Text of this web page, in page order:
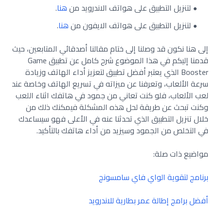
لتنزيل التطبيق على هواتف الاندرويد منهنا.
لتنزيل التطبيق على هواتف الايفون منهنا.
إلى هنا نكون قد وصلنا إلى ختام مقالنا أصدقائي المتابعين، حيث
قدمنا إليكم في هذا الموضوع شرح كامل عن تطبيق Game
Booster الذي يعتبر أفضل تطبيق لتعزيز أداء الهاتف وزيادة
سرعة الألعاب، وتعرفنا عن ميزاته في تسريع الهاتف وخاصة عند
لعب الألعاب، فلو كنت تعاني من جمود في هاتفك اثناء اللعب
وكنت تبحث عن طريقة لحل هذه المشكلة فيمكنك ذلك من
خلال تنزيل التطبيق الذي تحدثنا عنه في الأعلى فهو سيساعدك
في التخلص من الجمود وسيزيد من أداء هاتفك بالتأكيد.
مواضيع ذات صلة:
برنامج لتقوية الواي فاي سامسونج
أفضل برامج إطالة عمر بطارية للاندرويد